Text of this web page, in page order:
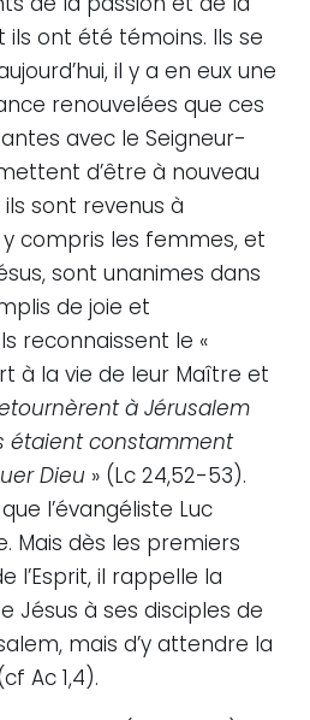
de la passion et de la
ils ont été témoins. Ils se
il y a en eux une
renouvelées que ces
avec le Seigneur-
d’être à nouveau
sont revenus à
y compris les femmes, et
sont unanimes dans
de joie et
reconnaissent le «
à la vie de leur Maître et
à Jérusalem
étaient constamment
Dieu » (Lc 24,52-53).
l’évangéliste Luc
Mais dès les premiers
l’Esprit, il rappelle la
Jésus à ses disciples de
mais d’y attendre la
Ac 1,4).